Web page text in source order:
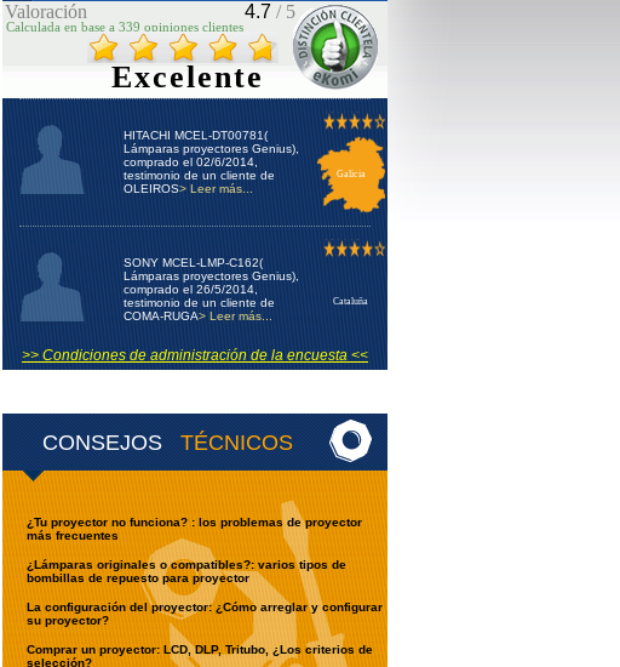
CONSEJOS TÉCNICOS
¿Tu proyector no funciona? : los problemas de proyector
más frecuentes
¿Lámparas originales o compatibles?: varios tipos de
bombillas de repuesto para proyector
La configuración del proyector: ¿Cómo arreglar y configurar
su proyector?
Comprar un proyector: LCD, DLP, Tritubo, ¿Los criterios de
selección?
Valoración 4.7 / 5
Calculada en base a 339 opiniones clientes
Excelente
HITACHI MCEL-DT00781(
Lámparas proyectores Genius),
comprado el 02/6/2014,
testimonio de un cliente de
OLEIROS> Leer más...
Galicia
SONY MCEL-LMP-C162(
Lámparas proyectores Genius),
comprado el 26/5/2014,
testimonio de un cliente de
COMA-RUGA> Leer más...
Cataluña
>> Condiciones de administración de la encuesta <<